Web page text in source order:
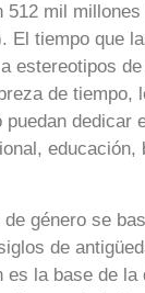
512 mil
El tiempo que
estereotipos
de tiempo,
dedicar
educación,
género se
de
es la base de la